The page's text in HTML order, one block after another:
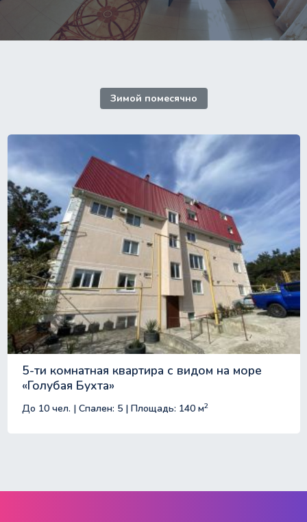
Зимой помесячно
5-ти комнатная квартира с видом на море
«Голубая Бухта»
До 10 чел. | Спален: 5 | Площадь: 140 м2